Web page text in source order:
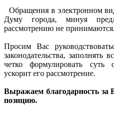
Обращения в электронном
Думу города, минуя
рассмотрению не принимаются.
Просим Вас
законодательства,
четко формулировать суть
ускорит его рассмотрение.
Выражаем благодарность
позицию.